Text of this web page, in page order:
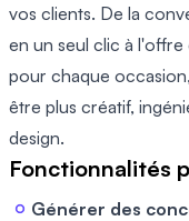
vos clients. De la
en un seul clic à
pour chaque
être plus créatif,
design.
Fonctionnalités
Générer des